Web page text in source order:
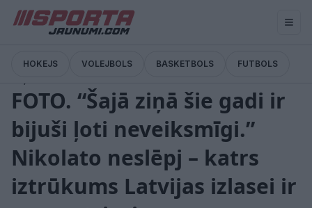
HOKEJS VOLEJBOLS BASKETBOLS FUTBOLS
FOTO. “Šajā ziņā šie gadi ir
bijuši ļoti neveiksmīgi.”
Nikolato neslēpj – katrs
iztrūkums Latvijas izlasei ir